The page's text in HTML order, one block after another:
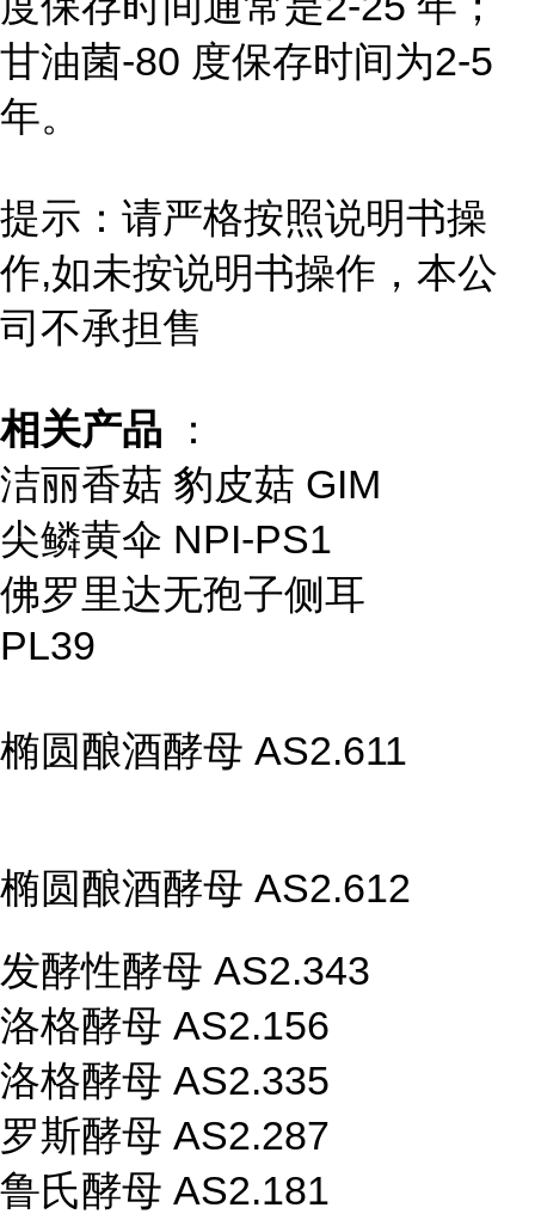
甘油菌-80 度保存时间为2-5
年。
提示：请严格按照说明书操
作,如未按说明书操作，本公
司不承担售
相关产品 ：
洁丽香菇 豹皮菇 GIM
尖鳞黄伞 NPI-PS1
佛罗里达无孢子侧耳
PL39
椭圆酿酒酵母 AS2.611
椭圆酿酒酵母 AS2.612
发酵性酵母 AS2.343
洛格酵母 AS2.156
洛格酵母 AS2.335
罗斯酵母 AS2.287
鲁氏酵母 AS2.181